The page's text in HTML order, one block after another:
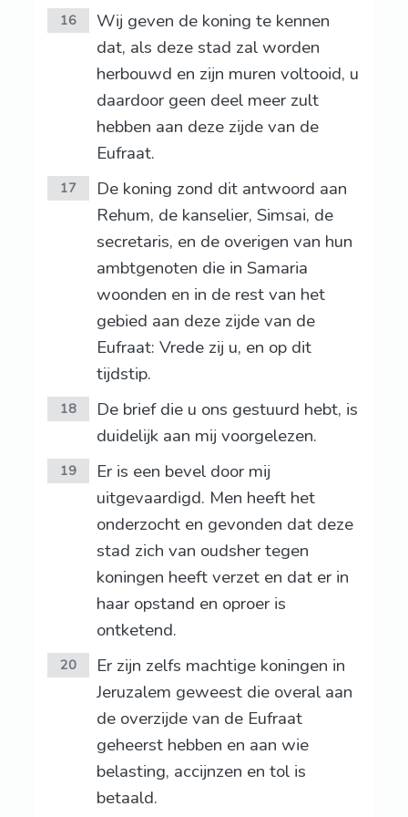
16
Wij geven de koning te kennen
dat, als deze stad zal worden
herbouwd en zijn muren voltooid, u
daardoor geen deel meer zult
hebben aan deze zijde van de
Eufraat.
17
De koning zond dit antwoord aan
Rehum, de kanselier, Simsai, de
secretaris, en de overigen van hun
ambtgenoten die in Samaria
woonden en in de rest van het
gebied aan deze zijde van de
Eufraat: Vrede zij u, en op dit
tijdstip.
18
De brief die u ons gestuurd hebt, is
duidelijk aan mij voorgelezen.
19
Er is een bevel door mij
uitgevaardigd. Men heeft het
onderzocht en gevonden dat deze
stad zich van oudsher tegen
koningen heeft verzet en dat er in
haar opstand en oproer is
ontketend.
20
Er zijn zelfs machtige koningen in
Jeruzalem geweest die overal aan
de overzijde van de Eufraat
geheerst hebben en aan wie
belasting, accijnzen en tol is
betaald.